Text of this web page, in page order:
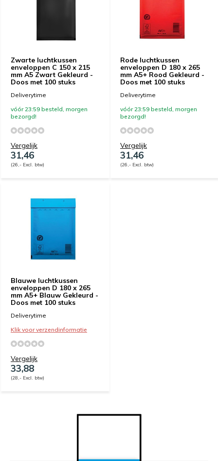
Zwarte luchtkussen
enveloppen C 150 x 215
mm A5 Zwart Gekleurd -
Doos met 100 stuks
Deliverytime
vóór 23:59 besteld, morgen
bezorgd!
Vergelijk
31,46
(26,- Excl. btw)
Rode luchtkussen
enveloppen D 180 x 265
mm A5+ Rood Gekleurd -
Doos met 100 stuks
Deliverytime
vóór 23:59 besteld, morgen
bezorgd!
Vergelijk
31,46
(26,- Excl. btw)
Blauwe luchtkussen
enveloppen D 180 x 265
mm A5+ Blauw Gekleurd -
Doos met 100 stuks
Deliverytime
Klik voor verzendinformatie
Vergelijk
33,88
(28,- Excl. btw)